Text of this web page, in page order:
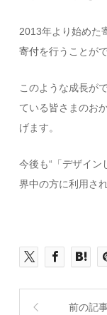
2013年より始めた
寄付を行うことが
このような成長が
ている皆さまのお
げます。
今後も“「デザイン
界中の方に利用さ
前の記